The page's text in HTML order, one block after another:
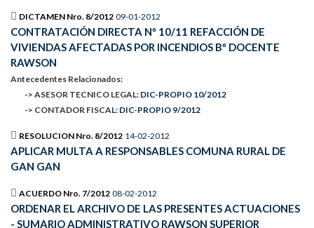
DICTAMEN Nro. 8/2012 09-01-2012
CONTRATACIÓN DIRECTA Nº 10/11 REFACCIÓN DE
VIVIENDAS AFECTADAS POR INCENDIOS Bº DOCENTE
RAWSON
Antecedentes Relacionados:
-> ASESOR TECNICO LEGAL: DIC-PROPIO 10/2012
-> CONTADOR FISCAL: DIC-PROPIO 9/2012
RESOLUCION Nro. 8/2012 14-02-2012
APLICAR MULTA A RESPONSABLES COMUNA RURAL DE
GAN GAN
ACUERDO Nro. 7/2012 08-02-2012
ORDENAR EL ARCHIVO DE LAS PRESENTES ACTUACIONES
- SUMARIO ADMINISTRATIVO RAWSON SUPERIOR